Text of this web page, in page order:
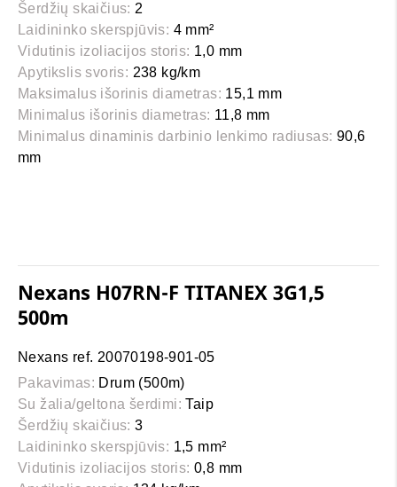
Šerdžių skaičius: 2
Laidininko skerspjūvis: 4 mm²
Vidutinis izoliacijos storis: 1,0 mm
Apytikslis svoris: 238 kg/km
Maksimalus išorinis diametras: 15,1 mm
Minimalus išorinis diametras: 11,8 mm
Minimalus dinaminis darbinio lenkimo radiusas: 90,6
mm
Nexans H07RN-F TITANEX 3G1,5
500m
Nexans ref. 20070198-901-05
Pakavimas: Drum (500m)
Su žalia/geltona šerdimi: Taip
Šerdžių skaičius: 3
Laidininko skerspjūvis: 1,5 mm²
Vidutinis izoliacijos storis: 0,8 mm